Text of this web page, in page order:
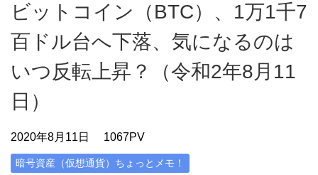
ビットコイン（BTC）、1万1千7
百ドル台へ下落、気になるのは
いつ反転上昇？（令和2年8月11
日）
2020年8月11日 1067PV
暗号資産（仮想通貨）ちょっとメモ！